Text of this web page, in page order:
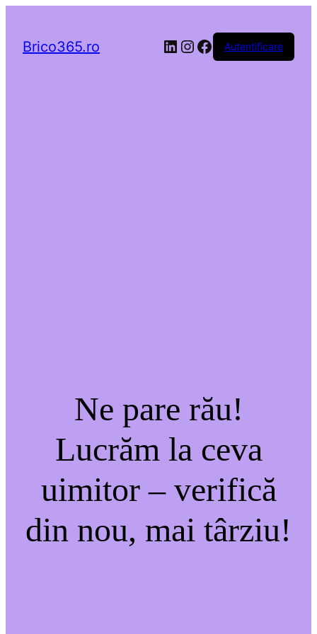
Brico365.ro LinkedIn
Instagram
Facebook
Autentificare
Ne pare rău!
Lucrăm la ceva
uimitor – verifică
din nou, mai târziu!